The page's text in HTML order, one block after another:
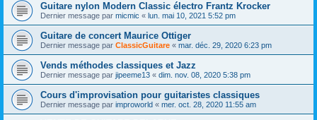
Guitare nylon Modern Classic électro Frantz Krocker
Dernier message par micmic « lun. mai 10, 2021 5:52 pm
Guitare de concert Maurice Ottiger
Dernier message par ClassicGuitare « mar. déc. 29, 2020 6:23 pm
Vends méthodes classiques et Jazz
Dernier message par jipeeme13 « dim. nov. 08, 2020 5:38 pm
Cours d'improvisation pour guitaristes classiques
Dernier message par improworld « mer. oct. 28, 2020 11:55 am